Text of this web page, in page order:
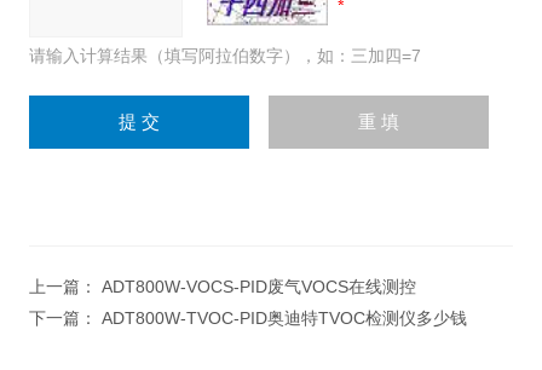
请输入计算结果（填写阿拉伯数字），如：三加四=7
上一篇： ADT800W-VOCS-PID废气VOCS在线测控
下一篇： ADT800W-TVOC-PID奥迪特TVOC检测仪多少钱